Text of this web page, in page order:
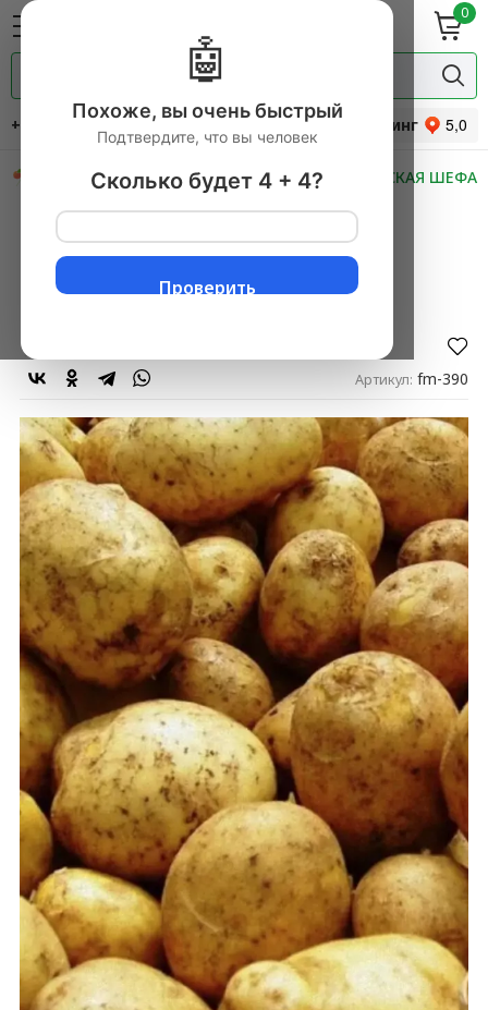
0
гастрономия
прянности
+7 (495) 744-34-31
Рейтинг
СКИДКИ НОВИНКИ МАСТЕРСКАЯ ШЕФА
Главная
▼
Картофель сорт Галла Краснодар 5 кг
Картофель сорт Галла
Артикул: fm-390
🤖
Похоже, вы очень быстрый
Подтвердите, что вы человек
Сколько будет 4 + 4?
Проверить